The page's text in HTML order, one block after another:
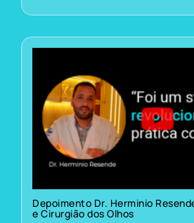
Depoimento Dr. Herminio
e Cirurgião dos Olhos